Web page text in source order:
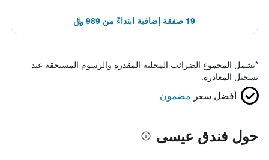
19 صفقة إضافية ابتداءً من 989 ﷼
*يشمل المجموع الضرائب المحلية المقدرة والرسوم المستحقة عند
تسجيل المغادرة.
أفضل سعر مضمون
حول فندق عيسى